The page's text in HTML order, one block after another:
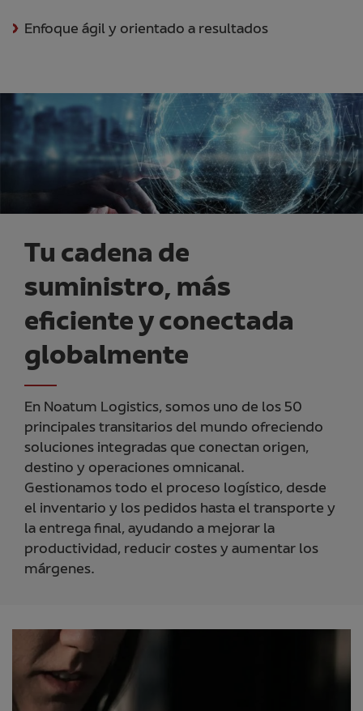
Enfoque ágil y orientado a resultados
Tu cadena de
suministro, más
eficiente y conectada
globalmente
En Noatum Logistics, somos uno de los 50
principales transitarios del mundo ofreciendo
soluciones integradas que conectan origen,
destino y operaciones omnicanal.
Gestionamos todo el proceso logístico, desde
el inventario y los pedidos hasta el transporte y
la entrega final, ayudando a mejorar la
productividad, reducir costes y aumentar los
márgenes.